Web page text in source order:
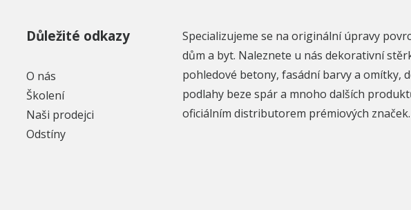
Důležité odkazy
O nás
Školení
Naši prodejci
Odstíny
Specializujeme se na originální úpravy
dům a byt. Naleznete u nás dekorativní
pohledové betony, fasádní barvy a omítky,
podlahy beze spár a mnoho dalších
oficiálním distributorem prémiových značek.